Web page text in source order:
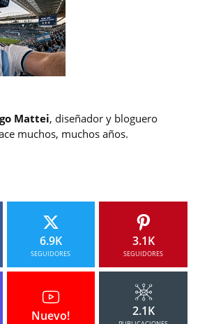
Mattei, diseñador y bloguero
muchos, muchos años.
6.9K
SEGUIDORES
3.1K
SEGUIDORES
Nuevo! 2.1K